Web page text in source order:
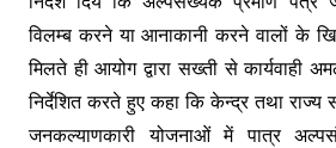
विलम्ब करने या आनाकानी करने वालों के
मिलते ही आयोग द्वारा सख्ती से कार्यवाही
निर्देशित करते हुए कहा कि केन्द्र तथा राज्य
जनकल्याणकारी योजनाओं में पात्र